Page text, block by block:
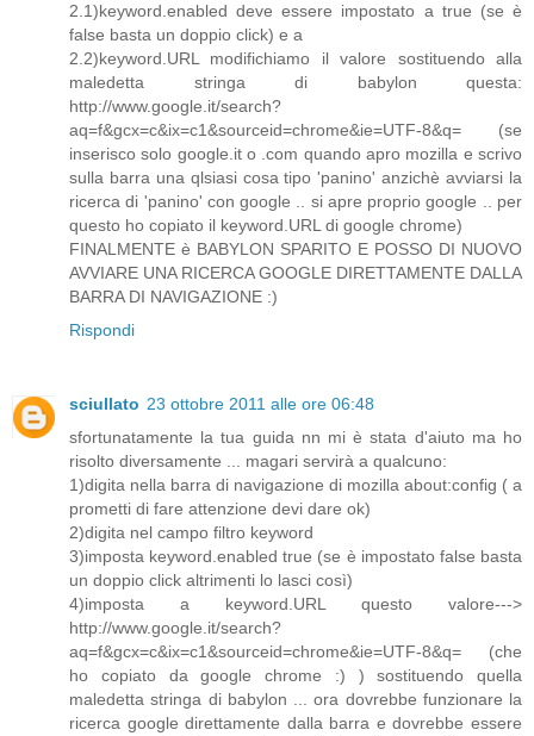
2.1)keyword.enabled deve essere impostato a true (se è
false basta un doppio click) e a
2.2)keyword.URL modifichiamo il valore sostituendo alla
maledetta stringa di babylon questa:
http://www.google.it/search?
aq=f&gcx=c&ix=c1&sourceid=chrome&ie=UTF-8&q= (se
inserisco solo google.it o .com quando apro mozilla e scrivo
sulla barra una qlsiasi cosa tipo 'panino' anzichè avviarsi la
ricerca di 'panino' con google .. si apre proprio google .. per
questo ho copiato il keyword.URL di google chrome)
FINALMENTE è BABYLON SPARITO E POSSO DI NUOVO
AVVIARE UNA RICERCA GOOGLE DIRETTAMENTE DALLA
BARRA DI NAVIGAZIONE :)
Rispondi
sciullato 23 ottobre 2011 alle ore 06:48
sfortunatamente la tua guida nn mi è stata d'aiuto ma ho
risolto diversamente ... magari servirà a qualcuno:
1)digita nella barra di navigazione di mozilla about:config ( a
prometti di fare attenzione devi dare ok)
2)digita nel campo filtro keyword
3)imposta keyword.enabled true (se è impostato false basta
un doppio click altrimenti lo lasci così)
4)imposta a keyword.URL questo valore--->
http://www.google.it/search?
aq=f&gcx=c&ix=c1&sourceid=chrome&ie=UTF-8&q= (che
ho copiato da google chrome :) ) sostituendo quella
maledetta stringa di babylon ... ora dovrebbe funzionare la
ricerca google direttamente dalla barra e dovrebbe essere